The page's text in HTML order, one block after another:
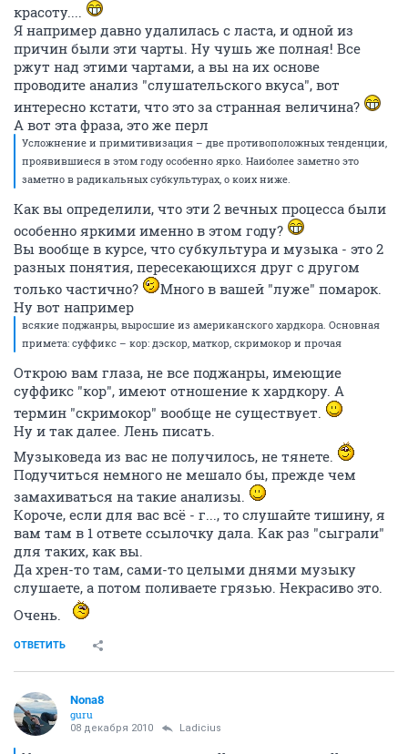
красоту....
Я например давно удалилась с ласта, и одной из
причин были эти чарты. Ну чушь же полная! Все
ржут над этими чартами, а вы на их основе
проводите анализ "слушательского вкуса", вот
интересно кстати, что это за странная величина?
А вот эта фраза, это же перл
Усложнение и примитивизация – две противоположных тенденции,
проявившиеся в этом году особенно ярко. Наиболее заметно это
заметно в радикальных субкультурах, о коих ниже.
Как вы определили, что эти 2 вечных процесса были
особенно яркими именно в этом году?
Вы вообще в курсе, что субкультура и музыка - это 2
разных понятия, пересекающихся друг с другом
только частично?
Много в вашей "луже" помарок.
Ну вот например
всякие поджанры, выросшие из американского хардкора. Основная
примета: суффикс – кор: дэскор, маткор, скримокор и прочая
Открою вам глаза, не все поджанры, имеющие
суффикс "кор", имеют отношение к хардкору. А
термин "скримокор" вообще не существует.
Ну и так далее. Лень писать.
Музыковеда из вас не получилось, не тянете.
Подучиться немного не мешало бы, прежде чем
замахиваться на такие анализы.
Короче, если для вас всё - г..., то слушайте тишину, я
вам там в 1 ответе ссылочку дала. Как раз "сыграли"
для таких, как вы.
Да хрен-то там, сами-то целыми днями музыку
слушаете, а потом поливаете грязью. Некрасиво это.
Очень.
ОТВЕТИТЬ
Nona8
guru
08 декабря 2010 Ladicius